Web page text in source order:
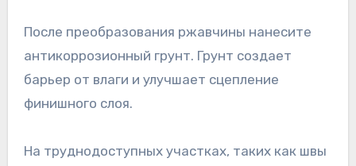
После преобразования ржавчины нанесите
антикоррозионный грунт. Грунт создает
барьер от влаги и улучшает сцепление
финишного слоя.
На труднодоступных участках, таких как швы